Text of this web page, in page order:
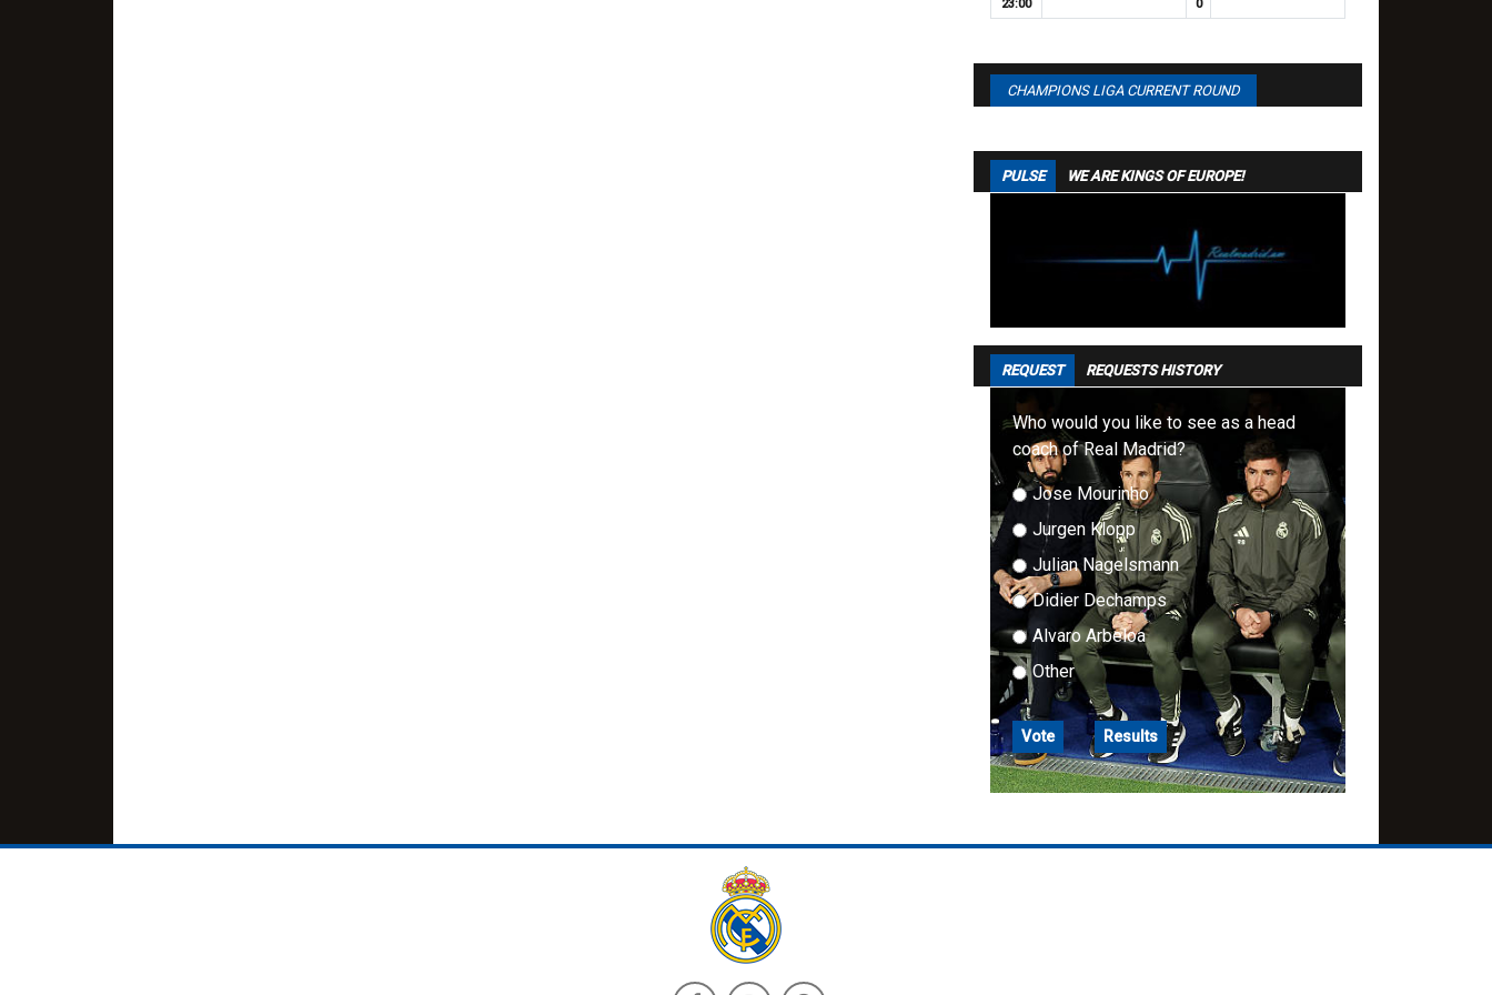
23:00 0
CHAMPIONS LIGA CURRENT ROUND
PULSE WE ARE KINGS OF EUROPE!
REQUEST REQUESTS HISTORY
Who would you like to see as a head
coach of Real Madrid?
Jose Mourinho
Jurgen Klopp
Julian Nagelsmann
Didier Dechamps
Alvaro Arbeloa
Other
Vote Results